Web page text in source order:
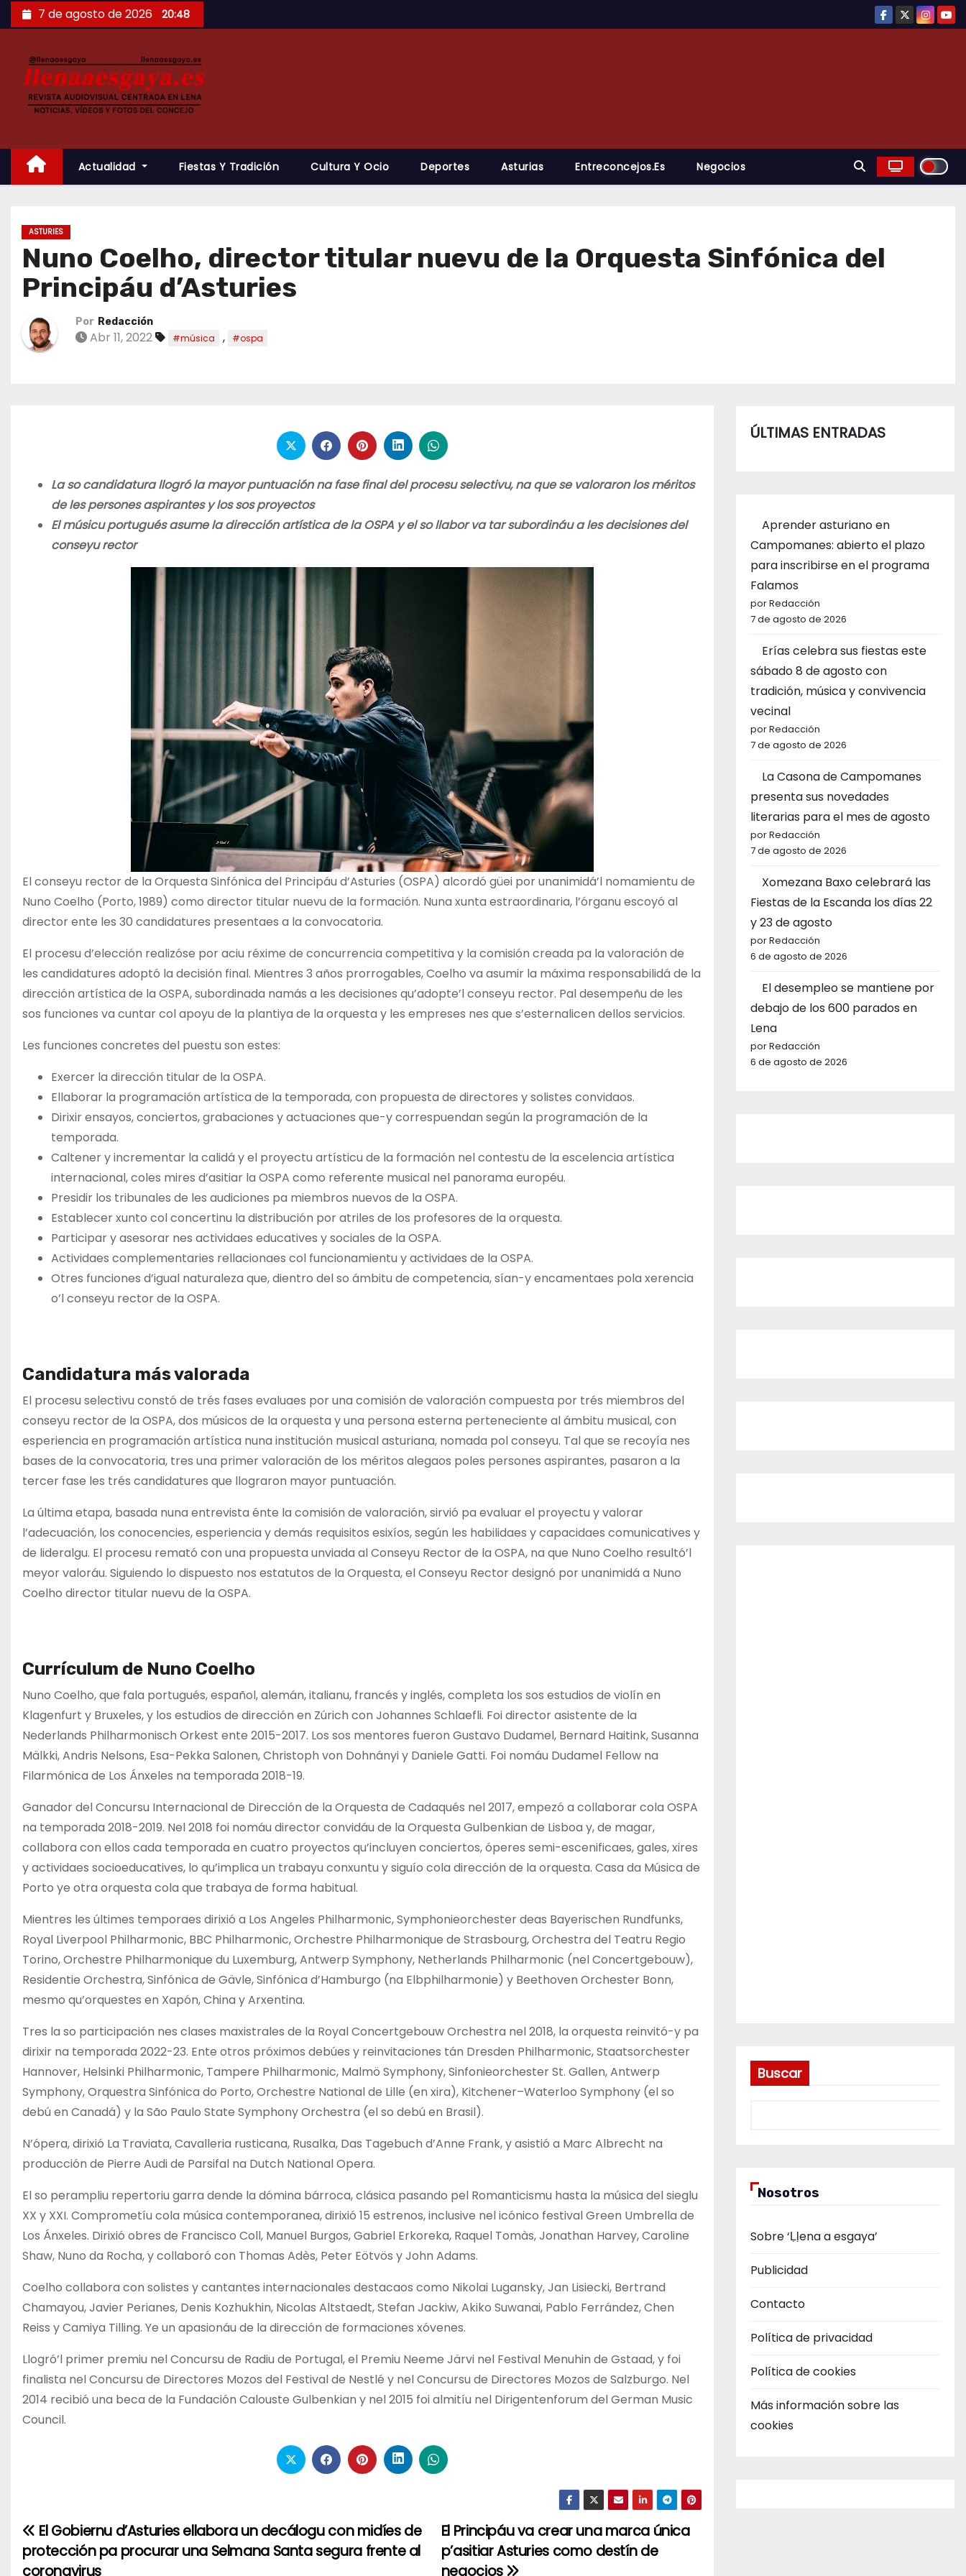
Saltar
al
7 de agosto de 2026 20:48
Actualidad Fiestas Y Tradición Cultura Y Ocio Deportes Asturias Entreconcejos.es Negocios
ASTURIES
Nuno Coelho, director titular nuevu de la Orquesta Sinfónica del
Principáu d’Asturies
Por Redacción
Abr 11, 2022 #música , #ospa
La so candidatura llogró la mayor puntuación na fase final del procesu selectivu, na que se valoraron los méritos
de les persones aspirantes y los sos proyectos
El músicu portugués asume la dirección artística de la OSPA y el so llabor va tar subordináu a les decisiones del
conseyu rector
El conseyu rector de la Orquesta Sinfónica del Principáu d’Asturies (OSPA) alcordó güei por unanimidá’l nomamientu de
Nuno Coelho (Porto, 1989) como director titular nuevu de la formación. Nuna xunta estraordinaria, l’órganu escoyó al
director ente les 30 candidatures presentaes a la convocatoria.
El procesu d’elección realizóse por aciu réxime de concurrencia competitiva y la comisión creada pa la valoración de
les candidatures adoptó la decisión final. Mientres 3 años prorrogables, Coelho va asumir la máxima responsabilidá de la
dirección artística de la OSPA, subordinada namás a les decisiones qu’adopte’l conseyu rector. Pal desempeñu de les
sos funciones va cuntar col apoyu de la plantiya de la orquesta y les empreses nes que s’esternalicen dellos servicios.
Les funciones concretes del puestu son estes:
Exercer la dirección titular de la OSPA.
Ellaborar la programación artística de la temporada, con propuesta de directores y solistes convidaos.
Dirixir ensayos, conciertos, grabaciones y actuaciones que-y correspuendan según la programación de la
temporada.
Caltener y incrementar la calidá y el proyectu artísticu de la formación nel contestu de la escelencia artística
internacional, coles mires d’asitiar la OSPA como referente musical nel panorama européu.
Presidir los tribunales de les audiciones pa miembros nuevos de la OSPA.
Establecer xunto col concertinu la distribución por atriles de los profesores de la orquesta.
Participar y asesorar nes actividaes educatives y sociales de la OSPA.
Actividaes complementaries rellacionaes col funcionamientu y actividaes de la OSPA.
Otres funciones d’igual naturaleza que, dientro del so ámbitu de competencia, sían-y encamentaes pola xerencia
o’l conseyu rector de la OSPA.
Candidatura más valorada
El procesu selectivu constó de trés fases evaluaes por una comisión de valoración compuesta por trés miembros del
conseyu rector de la OSPA, dos músicos de la orquesta y una persona esterna perteneciente al ámbitu musical, con
esperiencia en programación artística nuna institución musical asturiana, nomada pol conseyu. Tal que se recoyía nes
bases de la convocatoria, tres una primer valoración de los méritos alegaos poles persones aspirantes, pasaron a la
tercer fase les trés candidatures que llograron mayor puntuación.
La última etapa, basada nuna entrevista énte la comisión de valoración, sirvió pa evaluar el proyectu y valorar
l’adecuación, los conocencies, esperiencia y demás requisitos esixíos, según les habilidaes y capacidaes comunicatives y
de lideralgu. El procesu remató con una propuesta unviada al Conseyu Rector de la OSPA, na que Nuno Coelho resultó’l
meyor valoráu. Siguiendo lo dispuesto nos estatutos de la Orquesta, el Conseyu Rector designó por unanimidá a Nuno
Coelho director titular nuevu de la OSPA.
Currículum de Nuno Coelho
Nuno Coelho, que fala portugués, español, alemán, italianu, francés y inglés, completa los sos estudios de violín en
Klagenfurt y Bruxeles, y los estudios de dirección en Zúrich con Johannes Schlaefli. Foi director asistente de la
Nederlands Philharmonisch Orkest ente 2015-2017. Los sos mentores fueron Gustavo Dudamel, Bernard Haitink, Susanna
Mälkki, Andris Nelsons, Esa-Pekka Salonen, Christoph von Dohnányi y Daniele Gatti. Foi nomáu Dudamel Fellow na
Filarmónica de Los Ánxeles na temporada 2018-19.
Ganador del Concursu Internacional de Dirección de la Orquesta de Cadaqués nel 2017, empezó a collaborar cola OSPA
na temporada 2018-2019. Nel 2018 foi nomáu director convidáu de la Orquesta Gulbenkian de Lisboa y, de magar,
collabora con ellos cada temporada en cuatro proyectos qu’incluyen conciertos, óperes semi-escenificaes, gales, xires
y actividaes socioeducatives, lo qu’implica un trabayu conxuntu y siguío cola dirección de la orquesta. Casa da Música de
Porto ye otra orquesta cola que trabaya de forma habitual.
Mientres les últimes temporaes dirixió a Los Angeles Philharmonic, Symphonieorchester deas Bayerischen Rundfunks,
Royal Liverpool Philharmonic, BBC Philharmonic, Orchestre Philharmonique de Strasbourg, Orchestra del Teatru Regio
Torino, Orchestre Philharmonique du Luxemburg, Antwerp Symphony, Netherlands Philharmonic (nel Concertgebouw),
Residentie Orchestra, Sinfónica de Gävle, Sinfónica d’Hamburgo (na Elbphilharmonie) y Beethoven Orchester Bonn,
mesmo qu’orquestes en Xapón, China y Arxentina.
Tres la so participación nes clases maxistrales de la Royal Concertgebouw Orchestra nel 2018, la orquesta reinvitó-y pa
dirixir na temporada 2022-23. Ente otros próximos debúes y reinvitaciones tán Dresden Philharmonic, Staatsorchester
Hannover, Helsinki Philharmonic, Tampere Philharmonic, Malmö Symphony, Sinfonieorchester St. Gallen, Antwerp
Symphony, Orquestra Sinfónica do Porto, Orchestre National de Lille (en xira), Kitchener–Waterloo Symphony (el so
debú en Canadá) y la São Paulo State Symphony Orchestra (el so debú en Brasil).
N’ópera, dirixió La Traviata, Cavalleria rusticana, Rusalka, Das Tagebuch d’Anne Frank, y asistió a Marc Albrecht na
producción de Pierre Audi de Parsifal na Dutch National Opera.
El so perampliu repertoriu garra dende la dómina bárroca, clásica pasando pel Romanticismu hasta la música del sieglu
XX y XXI. Comprometíu cola música contemporanea, dirixió 15 estrenos, inclusive nel icónico festival Green Umbrella de
Los Ánxeles. Dirixió obres de Francisco Coll, Manuel Burgos, Gabriel Erkoreka, Raquel Tomàs, Jonathan Harvey, Caroline
Shaw, Nuno da Rocha, y collaboró con Thomas Adès, Peter Eötvös y John Adams.
Coelho collabora con solistes y cantantes internacionales destacaos como Nikolai Lugansky, Jan Lisiecki, Bertrand
Chamayou, Javier Perianes, Denis Kozhukhin, Nicolas Altstaedt, Stefan Jackiw, Akiko Suwanai, Pablo Ferrández, Chen
Reiss y Camiya Tilling. Ye un apasionáu de la dirección de formaciones xóvenes.
Llogró’l primer premiu nel Concursu de Radiu de Portugal, el Premiu Neeme Järvi nel Festival Menuhin de Gstaad, y foi
finalista nel Concursu de Directores Mozos del Festival de Nestlé y nel Concursu de Directores Mozos de Salzburgo. Nel
2014 recibió una beca de la Fundación Calouste Gulbenkian y nel 2015 foi almitíu nel Dirigentenforum del German Music
Council.
Navegación
de
El Principáu va crear una marca única
p’asitiar Asturies como destín de
negocios
El Gobiernu d’Asturies ellabora un decálogu con midíes de
protección pa procurar una Selmana Santa segura frente al
coronavirus
ÚLTIMAS ENTRADAS
Aprender asturiano en
Campomanes: abierto el plazo
para inscribirse en el programa
Falamos
por Redacción
7 de agosto de 2026
Erías celebra sus fiestas este
sábado 8 de agosto con
tradición, música y convivencia
vecinal
por Redacción
7 de agosto de 2026
La Casona de Campomanes
presenta sus novedades
literarias para el mes de agosto
por Redacción
7 de agosto de 2026
Xomezana Baxo celebrará las
Fiestas de la Escanda los días 22
y 23 de agosto
por Redacción
6 de agosto de 2026
El desempleo se mantiene por
debajo de los 600 parados en
Lena
por Redacción
6 de agosto de 2026
Buscar
Nosotros
Sobre ‘Ḷḷena a esgaya’
Publicidad
Contacto
Política de privacidad
Política de cookies
Más información sobre las
cookies